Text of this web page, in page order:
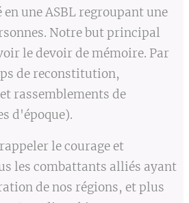
une ASBL regroupant une
Notre but principal
le devoir de mémoire. Par
de reconstitution,
rassemblements de
d'époque).
le courage et
les combattants alliés ayant
de nos régions, et plus